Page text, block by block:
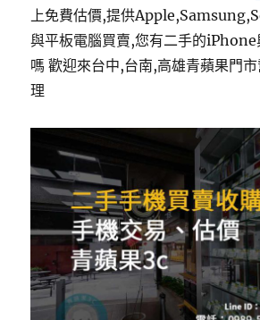
上免費估價,提供
與平板電腦買賣,您有二手的
嗎 歡迎來台中,台南,高雄青蘋果門
理